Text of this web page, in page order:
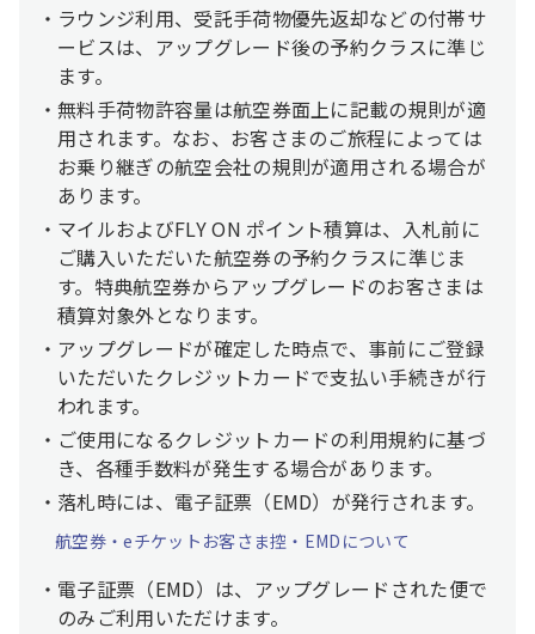
ラウンジ利用、受託手荷物優先返却などの付帯サ
ービスは、アップグレード後の予約クラスに準じ
ます。
無料手荷物許容量は航空券面上に記載の規則が適
用されます。なお、お客さまのご旅程によっては
お乗り継ぎの航空会社の規則が適用される場合が
あります。
マイルおよびFLY ON ポイント積算は、入札前に
ご購入いただいた航空券の予約クラスに準じま
す。特典航空券からアップグレードのお客さまは
積算対象外となります。
アップグレードが確定した時点で、事前にご登録
いただいたクレジットカードで支払い手続きが行
われます。
ご使用になるクレジットカードの利用規約に基づ
き、各種手数料が発生する場合があります。
落札時には、電子証票（EMD）が発行されます。
航空券・eチケットお客さま控・EMDについて
電子証票（EMD）は、アップグレードされた便で
のみご利用いただけます。